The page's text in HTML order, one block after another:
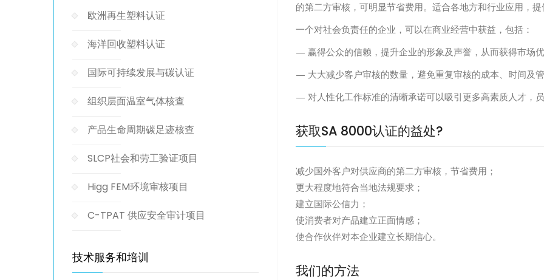
欧洲再生塑料认证
海洋回收塑料认证
国际可持续发展与碳认证
组织层面温室气体核查
产品生命周期碳足迹核查
SLCP社会和劳工验证项目
Higg FEM环境审核项目
C-TPAT 供应安全审计项目
技术服务和培训
的第二方审核，可明显节省费用。适合各地方和行业应用，
一个对社会负责任的企业，可以在商业经营中获益，包括：
— 赢得公众的信赖，提升企业的形象及声誉，从而获得市场
— 大大减少客户审核的数量，避免重复审核的成本、时间及
— 对人性化工作标准的清晰承诺可以吸引更多高素质人才，
获取SA 8000认证的益处?
减少国外客户对供应商的第二方审核，节省费用；
更大程度地符合当地法规要求；
建立国际公信力；
使消费者对产品建立正面情感；
使合作伙伴对本企业建立长期信心。
我们的方法